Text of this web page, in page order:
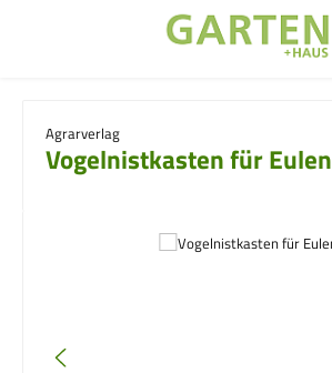
Agrarverlag
Vogelnistkasten für Eulen
Bildergalerie überspringen